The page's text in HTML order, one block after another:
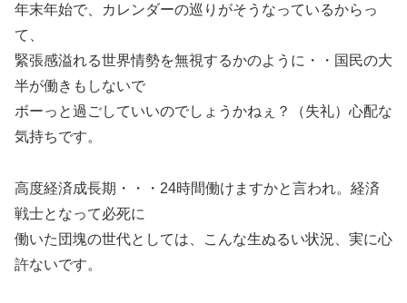
年末年始で、カレンダーの巡りがそうなっているからっ
て、
緊張感溢れる世界情勢を無視するかのように・・国民の大
半が働きもしないで
ボーっと過ごしていいのでしょうかねぇ？（失礼）心配な
気持ちです。
高度経済成長期・・・24時間働けますかと言われ。経済
戦士となって必死に
働いた団塊の世代としては、こんな生ぬるい状況、実に心
許ないです。